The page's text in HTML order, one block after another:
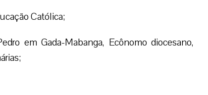
Católica;
em Gada-Mabanga, Ecônomo diocesano,